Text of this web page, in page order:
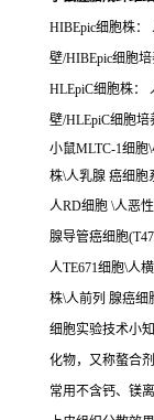
HIBEpic细胞株：
壁/HIBEpic细胞
HLEpiC细胞株：
壁/HLEpiC细胞培
小鼠MLTC-1细胞
株\人乳腺 癌细胞
人RD细胞 \人恶
腺导管癌细胞
人TE671细胞\人
株\人前列 腺癌细
细胞实验技术小
化物，又称螯合
常用不含钙、镁